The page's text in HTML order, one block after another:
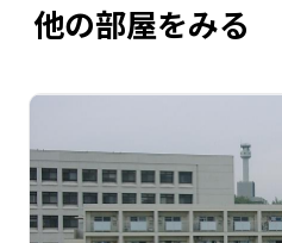
他の部屋をみる